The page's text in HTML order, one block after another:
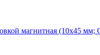
магнитная (10х45 мм;